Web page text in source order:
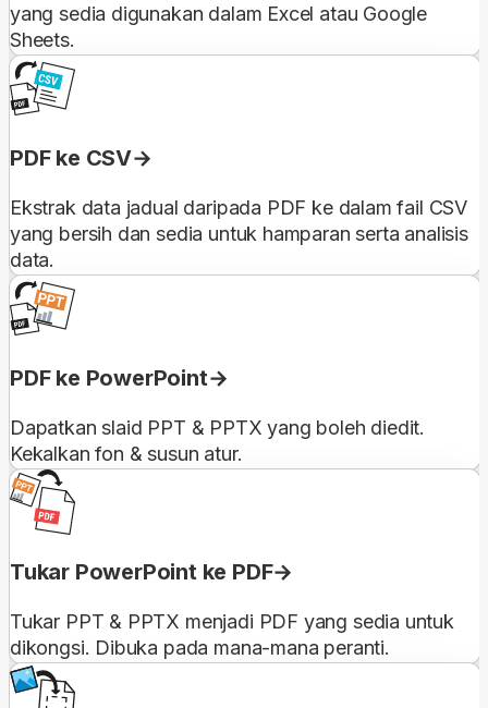
yang sedia digunakan dalam Excel atau Google
Sheets.
PDF ke CSV
Ekstrak data jadual daripada PDF ke dalam fail CSV
yang bersih dan sedia untuk hamparan serta analisis
data.
PDF ke PowerPoint
Dapatkan slaid PPT & PPTX yang boleh diedit.
Kekalkan fon & susun atur.
Tukar PowerPoint ke PDF
Tukar PPT & PPTX menjadi PDF yang sedia untuk
dikongsi. Dibuka pada mana-mana peranti.